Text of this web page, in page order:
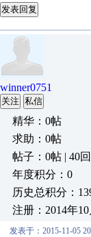
发表回复
winner0751
关注 私信
精华：0帖
求助：0帖
帖子：0帖 | 40回
年度积分：0
历史总积分：
注册：2014年10
发表于：2015-11-05